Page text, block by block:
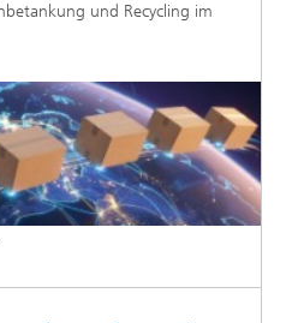
und Recycling im